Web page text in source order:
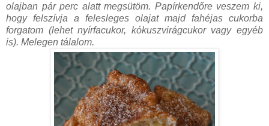
olajban pár perc alatt megsütöm. Papírkendőre veszem ki,
hogy felszívja a felesleges olajat majd fahéjas cukorba
forgatom (lehet nyírfacukor, kókuszvirágcukor vagy egyéb
is). Melegen tálalom.